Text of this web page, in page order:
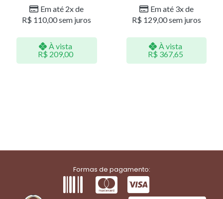
Em até 2x de
R$ 110,00sem juros
À vista
R$ 209,00
Em até 3x de
R$ 129,00sem juros
À vista
R$ 367,65
Formas de pagamento: